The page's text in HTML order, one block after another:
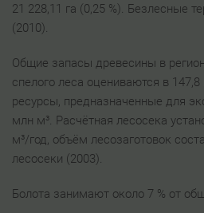
21 228,11 га (0,25 %). Безлесные
(2010).
Общие запасы древесины в
спелого леса оцениваются в
ресурсы, предназначенные для
млн м³. Расчётная лесосека
м³/год, объём лесозаготовок
лесосеки (2003).
Болота занимают около 7 % от